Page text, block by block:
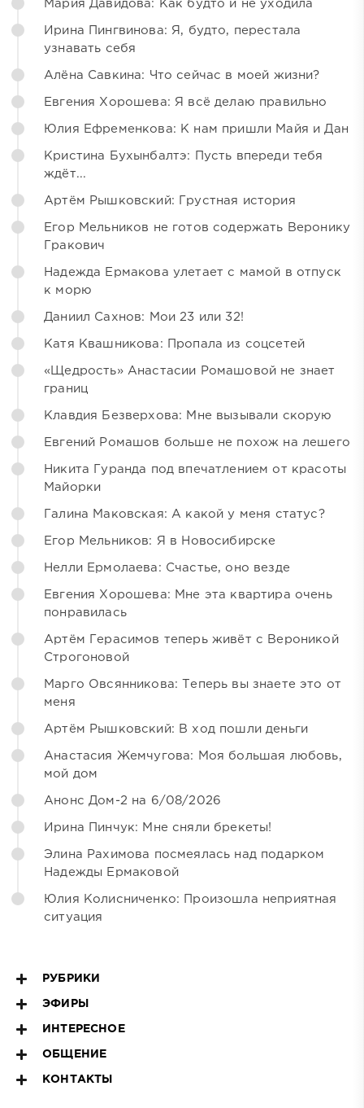
Мария Давидова: Как будто и не уходила
Ирина Пингвинова: Я, будто, перестала
узнавать себя
Алёна Савкина: Что сейчас в моей жизни?
Евгения Хорошева: Я всё делаю правильно
Юлия Ефременкова: К нам пришли Майя и Дан
Кристина Бухынбалтэ: Пусть впереди тебя
ждёт...
Артём Рышковский: Грустная история
Егор Мельников не готов содержать Веронику
Гракович
Надежда Ермакова улетает с мамой в отпуск
к морю
Даниил Сахнов: Мои 23 или 32!
Катя Квашникова: Пропала из соцсетей
«Щедрость» Анастасии Ромашовой не знает
границ
Клавдия Безверхова: Мне вызывали скорую
Евгений Ромашов больше не похож на лешего
Никита Гуранда под впечатлением от красоты
Майорки
Галина Маковская: А какой у меня статус?
Егор Мельников: Я в Новосибирске
Нелли Ермолаева: Счастье, оно везде
Евгения Хорошева: Мне эта квартира очень
понравилась
Артём Герасимов теперь живёт с Вероникой
Строгоновой
Марго Овсянникова: Теперь вы знаете это от
меня
Артём Рышковский: В ход пошли деньги
Анастасия Жемчугова: Моя большая любовь,
мой дом
Анонс Дом-2 на 6/08/2026
Ирина Пинчук: Мне сняли брекеты!
Элина Рахимова посмеялась над подарком
Надежды Ермаковой
Юлия Колисниченко: Произошла неприятная
ситуация
РУБРИКИ
ЭФИРЫ
ИНТЕРЕСНОЕ
ОБЩЕНИЕ
КОНТАКТЫ